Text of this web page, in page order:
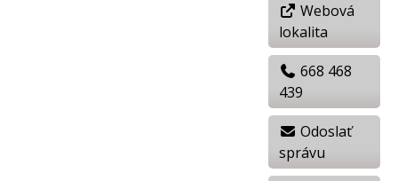
Webová
lokalita
668 468
439
Odoslať
správu